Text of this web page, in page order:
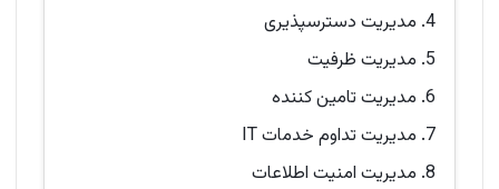
مدیریت دسترسپذیری
مدیریت ظرفیت
مدیریت تامین کننده
مدیریت تداوم خدمات IT
مدیریت امنیت اطلاعات